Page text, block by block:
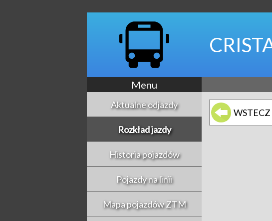
Menu
Aktualne odjazdy
Rozkład jazdy
Historia pojazdów
Pojazdy na linii
Mapa pojazdów ZTM
WSTECZ